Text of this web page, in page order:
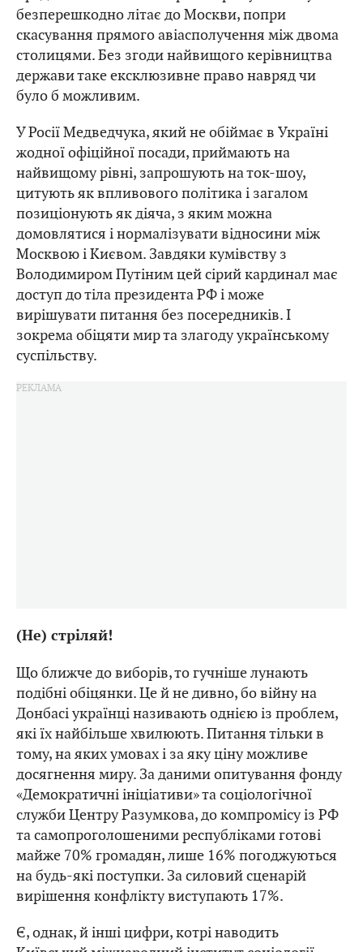
безперешкодно літає до Москви, попри
скасування прямого авіасполучення між двома
столицями. Без згоди найвищого керівництва
держави таке ексклюзивне право навряд чи
було б можливим.
У Росії Медведчука, який не обіймає в Україні
жодної офіційної посади, приймають на
найвищому рівні, запрошують на ток-шоу,
цитують як впливового політика і загалом
позиціонують як діяча, з яким можна
домовлятися і нормалізувати відносини між
Москвою і Києвом. Завдяки кумівству з
Володимиром Путіним цей сірий кардинал має
доступ до тіла президента РФ і може
вирішувати питання без посередників. І
зокрема обіцяти мир та злагоду українському
суспільству.
(Не) стріляй!
Що ближче до виборів, то гучніше лунають
подібні обіцянки. Це й не дивно, бо війну на
Донбасі українці називають однією із проблем,
які їх найбільше хвилюють. Питання тільки в
тому, на яких умовах і за яку ціну можливе
досягнення миру. За даними опитування фонду
«Демократичні ініціативи» та соціологічної
служби Центру Разумкова, до компромісу із РФ
та самопроголошеними республіками готові
майже 70% громадян, лише 16% погоджуються
на будь-які поступки. За силовий сценарій
вирішення конфлікту виступають 17%.
Є, однак, й інші цифри, котрі наводить